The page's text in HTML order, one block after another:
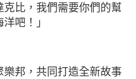
比，我們需要你們的幫
吧！」
邦，共同打造全新故事